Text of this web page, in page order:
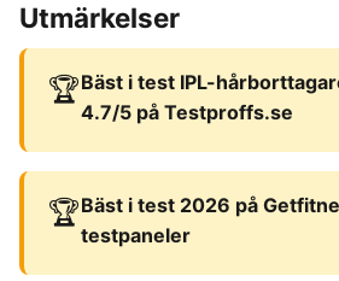
Utmärkelser
🏆Bäst i test IPL-
4.7/5 på Testproffs.se
🏆Bäst i test 2026 på
testpaneler